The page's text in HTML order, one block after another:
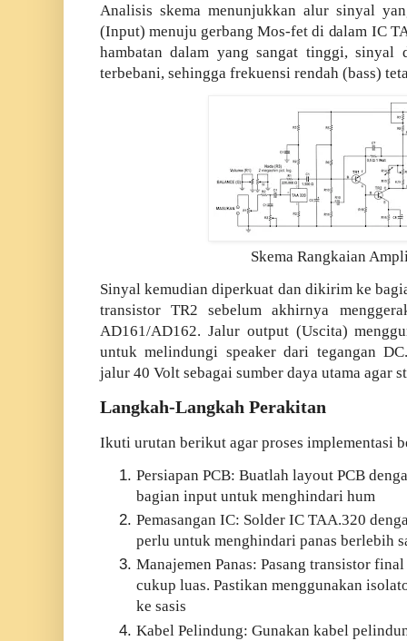
Analisis skema menunjukkan alur sinyal
(Input) menuju gerbang Mos-fet di dalam IC
hambatan dalam yang sangat tinggi,
terbebani, sehingga frekuensi rendah (bass)
Skema Rangkaian
Sinyal kemudian diperkuat dan dikirim ke
transistor TR2 sebelum akhirnya
AD161/AD162. Jalur output (Uscita)
untuk melindungi speaker dari tegangan
jalur 40 Volt sebagai sumber daya utama agar
Langkah-Langkah Perakitan
Ikuti urutan berikut agar proses implementasi
Persiapan PCB: Buatlah layout PCB
bagian input untuk menghindari hum
Pemasangan IC: Solder IC TAA.320
perlu untuk menghindari panas berlebih
Manajemen Panas: Pasang transistor
cukup luas. Pastikan menggunakan
ke sasis
Kabel Pelindung: Gunakan kabel